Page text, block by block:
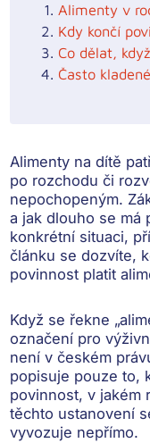
Alimenty v
Kdy končí
Co dělat,
Často
Alimenty na dítě
po rozchodu či
nepochopeným.
a jak dlouho se má
konkrétní situaci,
článku se dozvíte,
povinnost platit
Když se řekne
označení pro
není v českém
popisuje pouze to,
povinnost, v jakém
těchto ustanovení
vyvozuje nepřímo.